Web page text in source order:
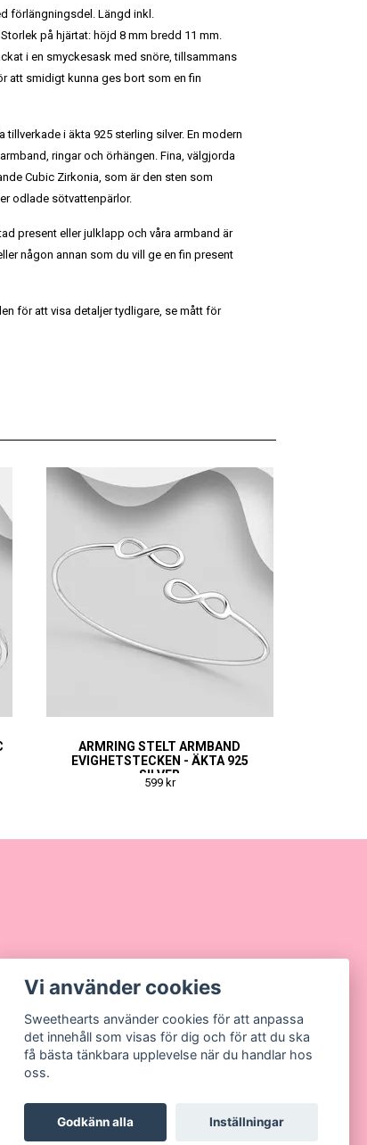
förlängningsdel. Längd inkl.
på hjärtat: höjd 8 mm bredd 11 mm.
i en smyckesask med snöre, tillsammans
att smidigt kunna ges bort som en fin
tillverkade i äkta 925 sterling silver. En modern
ringar och örhängen. Fina, välgjorda
Cubic Zirkonia, som är den sten som
odlade sötvattenpärlor.
present eller julklapp och våra armband är
någon annan som du vill ge en fin present
för att visa detaljer tydligare, se mått för
ARMRING STELT ARMBAND
EVIGHETSTECKEN - ÄKTA 925
SILVER
599 kr
Vi använder cookies
Sweethearts använder cookies för att anpassa
det innehåll som visas för dig och för att du ska
få bästa tänkbara upplevelse när du handlar hos
oss.
Godkänn alla Inställningar